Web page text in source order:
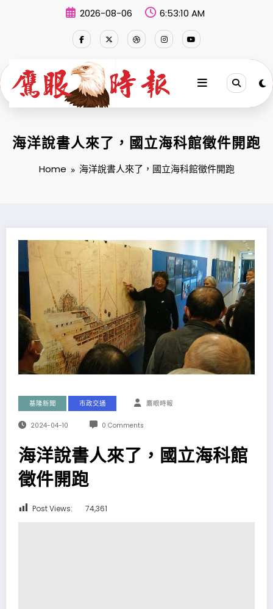
2026-08-06 6:53:11 AM
海洋說書人來了，國立海科館徵件開跑
Home 海洋說書人來了，國立海科館徵件開跑
基隆新聞 市政交通 鷹眼時報
2024-04-10 0 Comments
海洋說書人來了，國立海科館
徵件開跑
Post Views: 74,361